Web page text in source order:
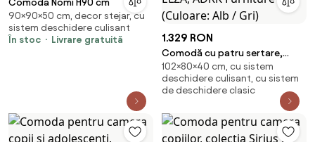
Comoda Nomi H90 cm
90×90×50 cm, decor stejar, cu
sistem deschidere culisant
În stoc
Livrare gratuită 1.329 RON
Comodă cu patru sertare,
80x40x102cm, ELZA, ADRK
Furniture (Culoare: Alb / Gri)
102×80×40 cm, cu sistem
deschidere culisant, cu sistem
de deschidere clasic